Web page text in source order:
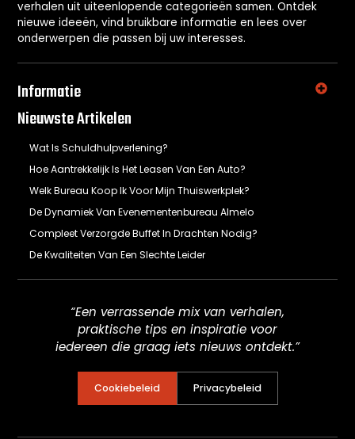
verhalen uit uiteenlopende categorieën samen. Ontdek
nieuwe ideeën, vind bruikbare informatie en lees over
onderwerpen die passen bij uw interesses.
Informatie
Nieuwste Artikelen
Wat Is Schuldhulpverlening?
Hoe Aantrekkelijk Is Het Leasen Van Een Auto?
Welk Bureau Koop Ik Voor Mijn Thuiswerkplek?
De Dynamiek Van Evenementenbureau Almelo
Compleet Verzorgde Buffet In Drachten Nodig?
De Kwaliteiten Van Een Slechte Leider
“Een verrassende mix van verhalen,
praktische tips en inspiratie voor
iedereen die graag iets nieuws ontdekt.”
Cookiebeleid Privacybeleid